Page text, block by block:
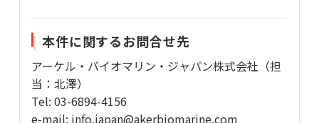
本件に関するお問合せ先
アーケル・バイオマリン・ジャパン株式会社（担
当：北澤）
Tel: 03-6894-4156
e-mail: info.japan@akerbiomarine.com